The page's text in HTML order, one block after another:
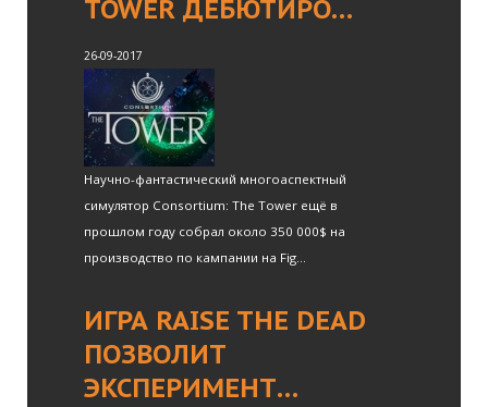
TOWER ДЕБЮТИРО…
26-09-2017
Научно-фантастический многоаспектный
симулятор Consortium: The Tower ещё в
прошлом году собрал около 350 000$ на
производство по кампании на Fig...
ИГРА RAISE THE DEAD
ПОЗВОЛИТ
ЭКСПЕРИМЕНТ…